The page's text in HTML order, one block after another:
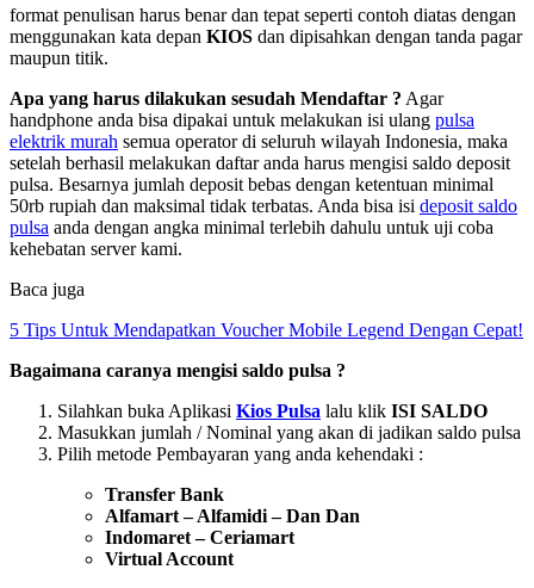
format penulisan harus benar dan tepat seperti contoh diatas dengan
menggunakan kata depan KIOS dan dipisahkan dengan tanda pagar
maupun titik.
Apa yang harus dilakukan sesudah Mendaftar ? Agar
handphone anda bisa dipakai untuk melakukan isi ulang pulsa
elektrik murah semua operator di seluruh wilayah Indonesia, maka
setelah berhasil melakukan daftar anda harus mengisi saldo deposit
pulsa. Besarnya jumlah deposit bebas dengan ketentuan minimal
50rb rupiah dan maksimal tidak terbatas. Anda bisa isi deposit saldo
pulsa anda dengan angka minimal terlebih dahulu untuk uji coba
kehebatan server kami.
Baca juga
5 Tips Untuk Mendapatkan Voucher Mobile Legend Dengan Cepat!
Bagaimana caranya mengisi saldo pulsa ?
Silahkan buka Aplikasi Kios Pulsa lalu klik ISI SALDO
Masukkan jumlah / Nominal yang akan di jadikan saldo pulsa
Pilih metode Pembayaran yang anda kehendaki :
Transfer Bank
Alfamart – Alfamidi – Dan Dan
Indomaret – Ceriamart
Virtual Account